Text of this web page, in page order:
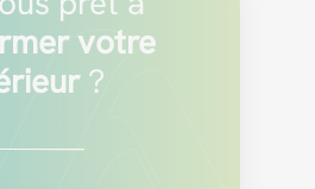
votre
?